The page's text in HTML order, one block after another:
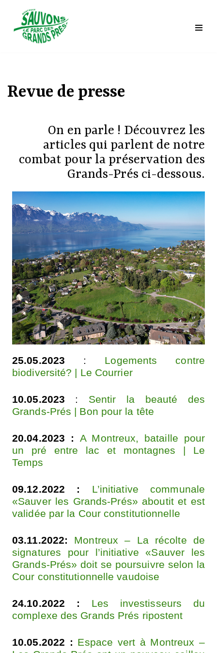
Saltar
Revue de presse
On en parle ! Découvrez les
articles qui parlent de notre
combat pour la préservation des
Grands-Prés ci-dessous.
25.05.2023 : Logements contre
biodiversité? | Le Courrier
10.05.2023 : Sentir la beauté des
Grands-Prés | Bon pour la tête
20.04.2023 : A Montreux, bataille pour
un pré entre lac et montagnes | Le
Temps
09.12.2022 :
L’initiative communale
«Sauver les Grands-Prés» aboutit et est
validée par la Cour constitutionnelle
03.11.2022:
Montreux – La récolte de
signatures pour l’initiative «Sauver les
Grands-Prés» doit se poursuivre selon la
Cour constitutionnelle vaudoise
24.10.2022 :
Les investisseurs du
complexe des Grands Prés ripostent
10.05.2022 : Espace vert à Montreux –